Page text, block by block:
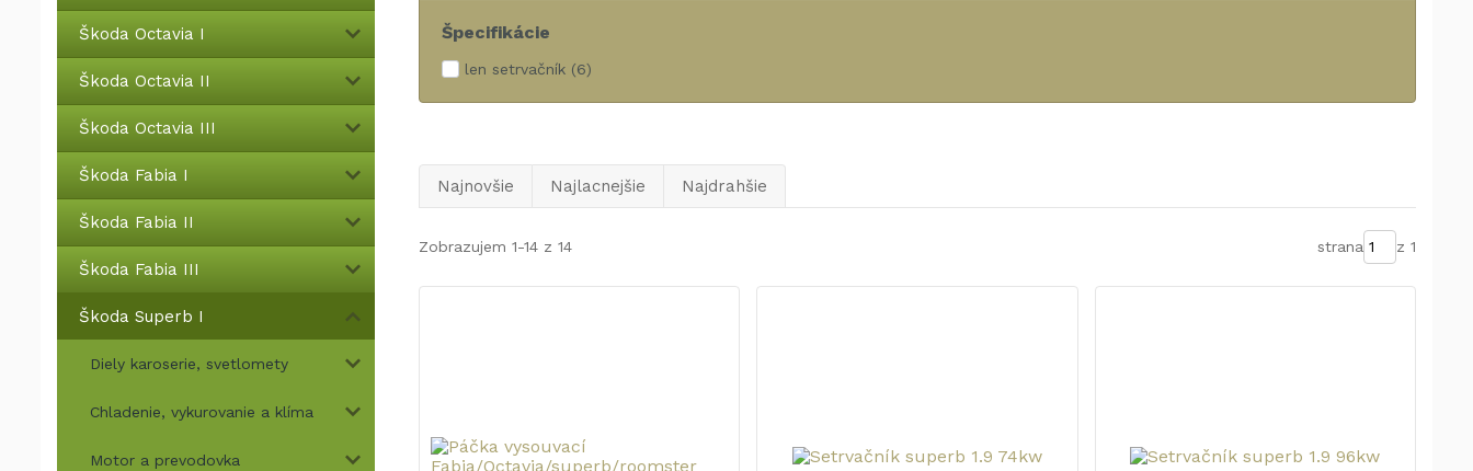
Škoda Octavia I
Škoda Octavia II
Škoda Octavia III
Škoda Fabia I
Škoda Fabia II
Škoda Fabia III
Škoda Superb I
Diely karoserie, svetlomety
Chladenie, vykurovanie a klíma
Motor a prevodovka
Špecifikácie
len setrvačník (6)
Najnovšie Najlacnejšie Najdrahšie
Zobrazujem 1-14 z 14 strana z 1